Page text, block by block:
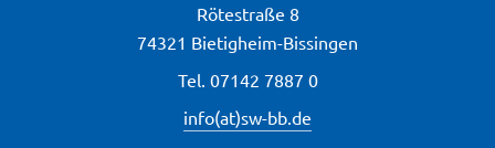
Rötestraße 8
74321 Bietigheim-Bissingen
Tel. 07142 7887 0
info(at)sw-bb.de